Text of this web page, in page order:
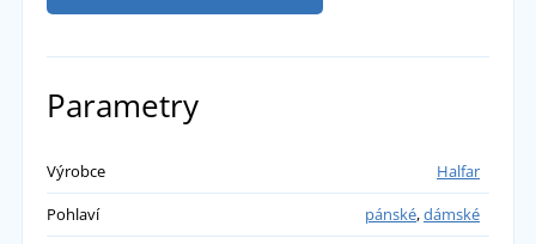
Parametry
Výrobce
Halfar
Pohlaví
pánské,dámské